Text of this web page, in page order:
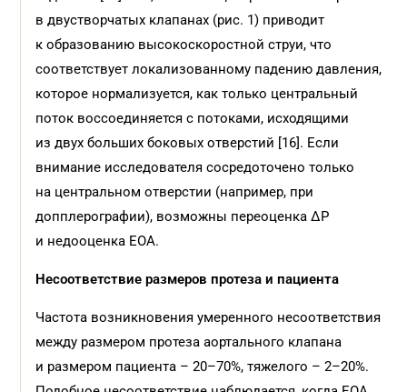
в двустворчатых клапанах (рис. 1) приводит
к образованию высокоскоростной струи, что
соответствует локализованному падению давления,
которое нормализуется, как только центральный
поток воссоединяется с потоками, исходящими
из двух больших боковых отверстий [16]. Если
внимание исследователя сосредоточено только
на центральном отверстии (например, при
допплерографии), возможны переоценка ΔP
и недооценка ЕОА.
Несоответствие размеров протеза и пациента
Частота возникновения умеренного несоответствия
между размером протеза аортального клапана
и размером пациента – 20–70%, тяжелого – 2–20%.